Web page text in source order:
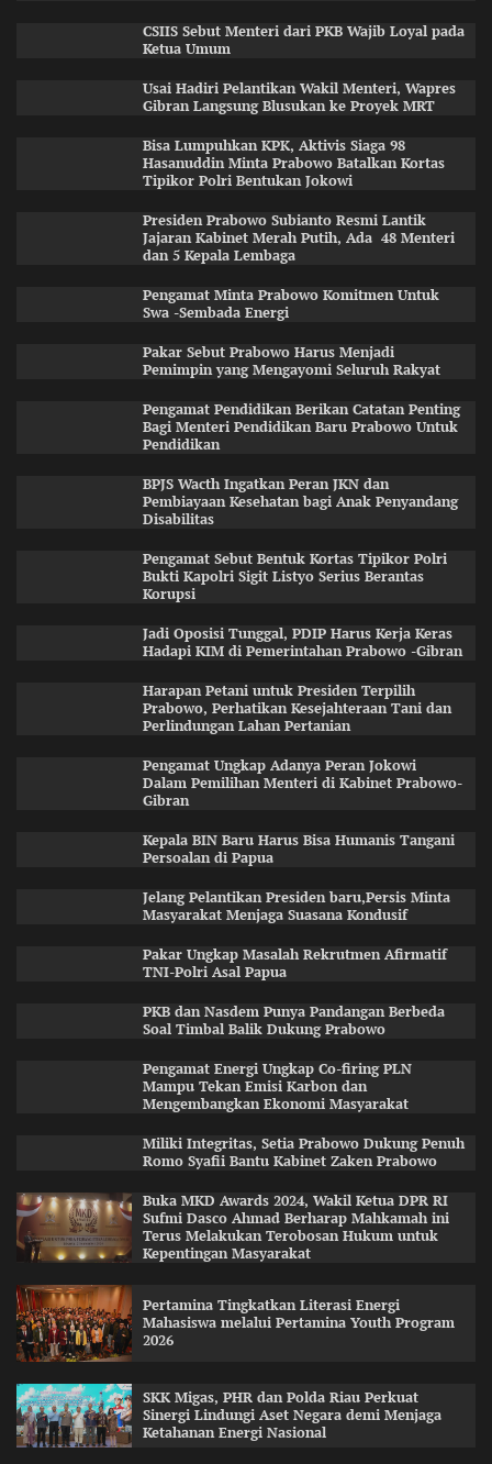
CSIIS Sebut Menteri dari PKB Wajib Loyal pada
Ketua Umum
Usai Hadiri Pelantikan Wakil Menteri, Wapres
Gibran Langsung Blusukan ke Proyek MRT
Bisa Lumpuhkan KPK, Aktivis Siaga 98
Hasanuddin Minta Prabowo Batalkan Kortas
Tipikor Polri Bentukan Jokowi
Presiden Prabowo Subianto Resmi Lantik
Jajaran Kabinet Merah Putih, Ada 48 Menteri
dan 5 Kepala Lembaga
Pengamat Minta Prabowo Komitmen Untuk
Swa -Sembada Energi
Pakar Sebut Prabowo Harus Menjadi
Pemimpin yang Mengayomi Seluruh Rakyat
Pengamat Pendidikan Berikan Catatan Penting
Bagi Menteri Pendidikan Baru Prabowo Untuk
Pendidikan
BPJS Wacth Ingatkan Peran JKN dan
Pembiayaan Kesehatan bagi Anak Penyandang
Disabilitas
Pengamat Sebut Bentuk Kortas Tipikor Polri
Bukti Kapolri Sigit Listyo Serius Berantas
Korupsi
Jadi Oposisi Tunggal, PDIP Harus Kerja Keras
Hadapi KIM di Pemerintahan Prabowo -Gibran
Harapan Petani untuk Presiden Terpilih
Prabowo, Perhatikan Kesejahteraan Tani dan
Perlindungan Lahan Pertanian
Pengamat Ungkap Adanya Peran Jokowi
Dalam Pemilihan Menteri di Kabinet Prabowo-
Gibran
Kepala BIN Baru Harus Bisa Humanis Tangani
Persoalan di Papua
Jelang Pelantikan Presiden baru,Persis Minta
Masyarakat Menjaga Suasana Kondusif
Pakar Ungkap Masalah Rekrutmen Afirmatif
TNI-Polri Asal Papua
PKB dan Nasdem Punya Pandangan Berbeda
Soal Timbal Balik Dukung Prabowo
Pengamat Energi Ungkap Co-firing PLN
Mampu Tekan Emisi Karbon dan
Mengembangkan Ekonomi Masyarakat
Miliki Integritas, Setia Prabowo Dukung Penuh
Romo Syafii Bantu Kabinet Zaken Prabowo
Buka MKD Awards 2024, Wakil Ketua DPR RI
Sufmi Dasco Ahmad Berharap Mahkamah ini
Terus Melakukan Terobosan Hukum untuk
Kepentingan Masyarakat
Pertamina Tingkatkan Literasi Energi
Mahasiswa melalui Pertamina Youth Program
2026
SKK Migas, PHR dan Polda Riau Perkuat
Sinergi Lindungi Aset Negara demi Menjaga
Ketahanan Energi Nasional